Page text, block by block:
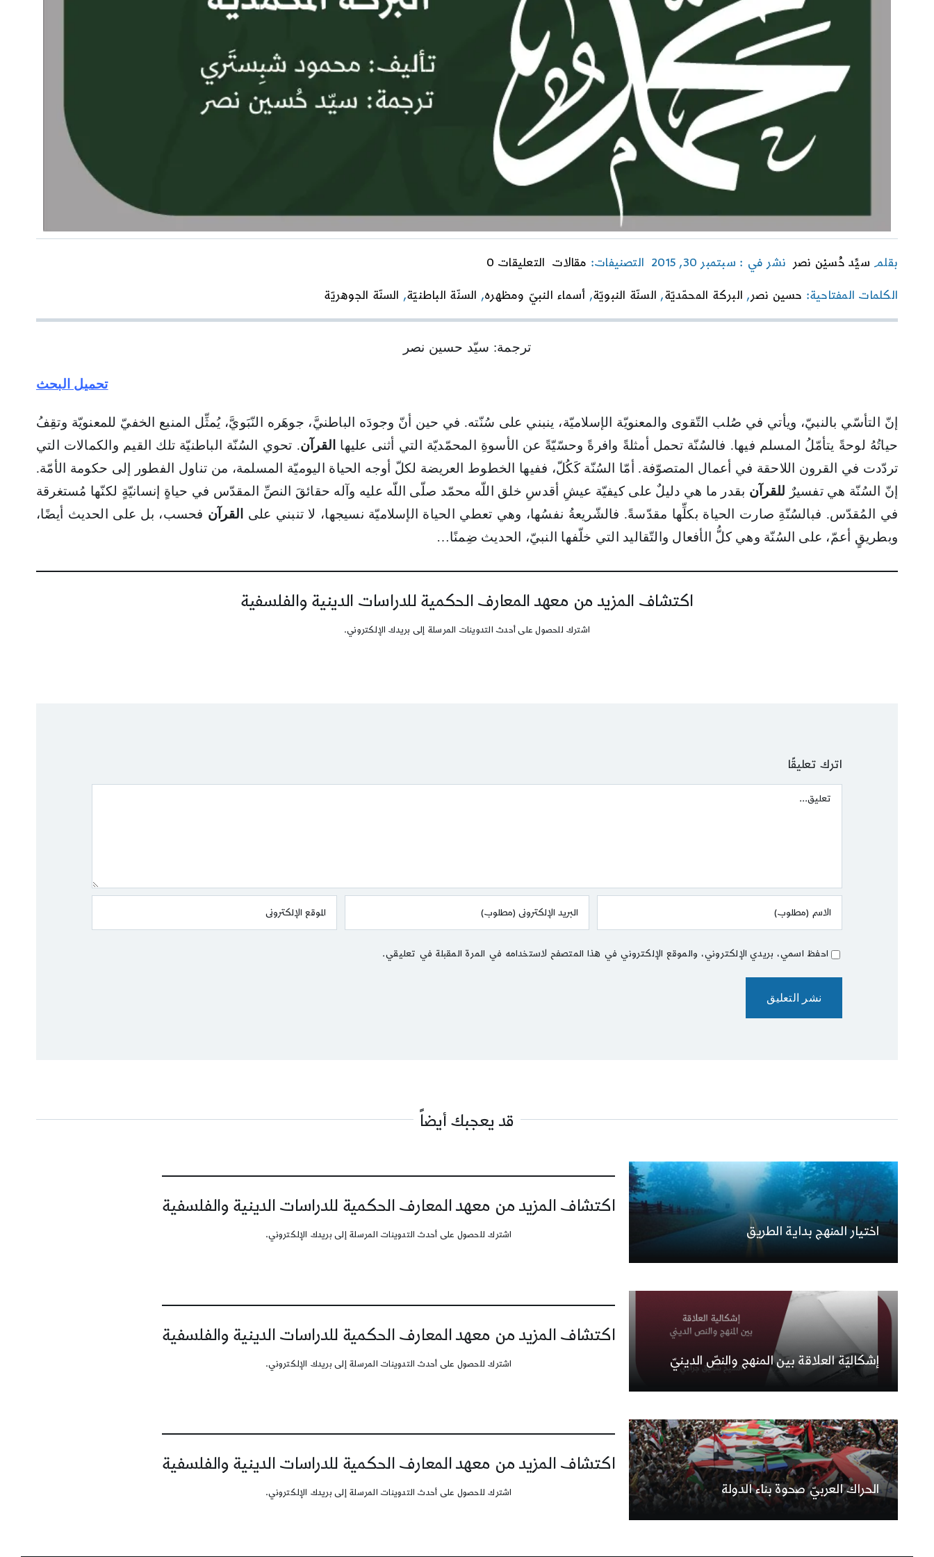
بقلم سيِّد حُسيْن نصر نشر في : سبتمبر 30, 2015 التصنيفات: مقالات التعليقات 0
المُحَمَّدِيّة
الكلمات المفتاحية: حسين نصر , البركة المحمّديّة, السنّة النبويّة, أسماء النبيّ ومظهره, السنّة الباطنيّة, السنّة الجوهريّة
ترجمة: سيّد حسين نصر
تحميل البحث
إنّ التأسّي بالنبيّ، ويأتي في صُلب التّقوى والمعنويّة الإسلاميّة، ينبني على سُنّته. في حين أنّ وجودَه الباطنيَّ، جوهَره النّبَويَّ، يُمثِّل المنبع الخفيّ للمعنويّة وتقِفُ
حياتُهُ لوحةً يتأمّلُ المسلم فيها. فالسُنّة تحمل أمثلةً وافرةً وحسّيّةً عن الأسوةِ المحمّديّة التي أثنى عليها
القرآن. تحوي السُنّة الباطنيّة تلك القيم والكمالات التي
تردّدت في القرون اللاحقة في أعمال المتصوّفة. أمّا السُنّة كَكُلّ، ففيها الخطوط العريضة لكلّ أوجه الحياة اليوميّة المسلمة، من تناول الفطور إلى حكومة الأمّة.
إنّ السُنّة هي تفسيرٌ للقرآن بقدر ما هي دليلٌ على كيفيّة عيشِ أقدسِ خلق اللّه محمّد صلّى اللّه عليه وآله حقائقَ النصِّ المقدّس في حياةٍ إنسانيّةٍ لكنّها مُستغرقة
في المُقدّس. فبالسُنّةِ صارت الحياة بكلِّها مقدّسةً. فالشّريعةُ نفسُها، وهي تعطي الحياة الإسلاميّة نسيجها، لا تنبني على
القرآن فحسب، بل على الحديث أيضًا،
وبطريقٍ أعمّ، على السُنّة وهي كلُّ الأفعال والتّقاليد التي خلّفها النبيّ، الحديث ضِمنًا…
اكتشاف المزيد من معهد المعارف الحكمية للدراسات الدينية والفلسفية
اشترك للحصول على أحدث التدوينات المرسلة إلى بريدك الإلكتروني.
اترك تعليقًا
Comment
احفظ اسمي، بريدي الإلكتروني، والموقع الإلكتروني في هذا المتصفح لاستخدامه في المرة المقبلة في تعليقي.
قد يعجبك أيضاً
اختيار المنهج بداية الطريق
اكتشاف المزيد من معهد المعارف الحكمية للدراسات الدينية والفلسفية
اشترك للحصول على أحدث التدوينات المرسلة إلى بريدك الإلكتروني.
إشكاليّة العلاقة بين المنهج والنصّ الدينيّ
اكتشاف المزيد من معهد المعارف الحكمية للدراسات الدينية والفلسفية
اشترك للحصول على أحدث التدوينات المرسلة إلى بريدك الإلكتروني.
الحراك العربيّ صحوة بناء الدولة
اكتشاف المزيد من معهد المعارف الحكمية للدراسات الدينية والفلسفية
اشترك للحصول على أحدث التدوينات المرسلة إلى بريدك الإلكتروني.